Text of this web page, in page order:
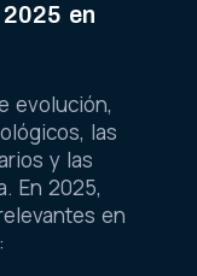
en
evolución,
las
y las
En 2025,
en